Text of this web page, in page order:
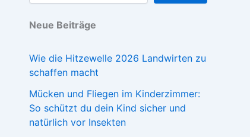
Neue Beiträge
Wie die Hitzewelle 2026 Landwirten zu
schaffen macht
Mücken und Fliegen im Kinderzimmer:
So schützt du dein Kind sicher und
natürlich vor Insekten